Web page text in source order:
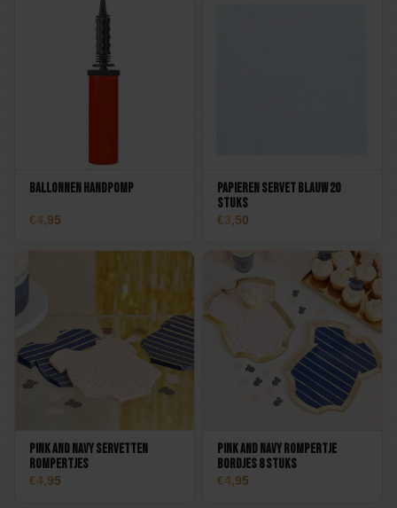
Ballonnen Handpomp
4,95
Papieren Servet Blauw 20
stuks
3,50
Pink and Navy Servetten
Rompertjes
4,95
Pink and Navy Rompertje
Bordjes 8 stuks
4,95